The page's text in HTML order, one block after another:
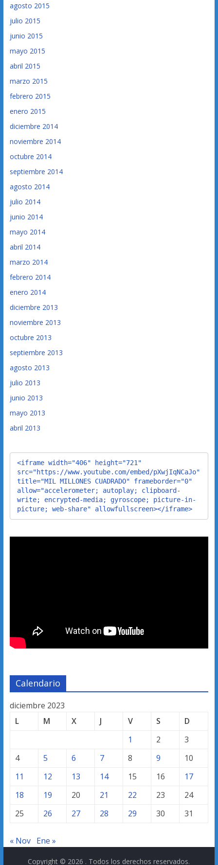
agosto 2015
julio 2015
junio 2015
mayo 2015
abril 2015
marzo 2015
febrero 2015
enero 2015
diciembre 2014
noviembre 2014
octubre 2014
septiembre 2014
agosto 2014
julio 2014
junio 2014
mayo 2014
abril 2014
marzo 2014
febrero 2014
enero 2014
diciembre 2013
noviembre 2013
octubre 2013
septiembre 2013
agosto 2013
julio 2013
junio 2013
mayo 2013
abril 2013
<iframe width="406" height="721"
src="https://www.youtube.com/embed/pXwjIqNCaJo"
title="MIL MILLONES CUADRADO" frameborder="0"
allow="accelerometer; autoplay; clipboard-
write; encrypted-media; gyroscope; picture-in-
picture; web-share" allowfullscreen></iframe>
Calendario
diciembre 2023
L
M X J V S
D
1
2
3
4
5 6 7 8 9
10
11
12 13 14 15 16
17
18
19 20 21 22 23
24
25
26 27 28 29 30 31
« Nov Ene »
Copyright © 2026 . Todos los derechos reservados.